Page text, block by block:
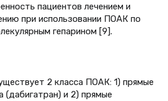
пациентов лечением и
при использовании ПОАК по
гепарином [9].
2 класса ПОАК: 1) прямые
(дабигатран) и 2) прямые